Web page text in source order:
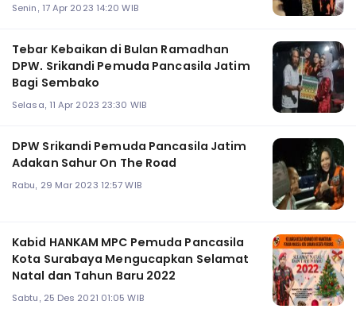
Senin, 17 Apr 2023 14:20 WIB
Tebar Kebaikan di Bulan Ramadhan
DPW. Srikandi Pemuda Pancasila Jatim
Bagi Sembako
Selasa, 11 Apr 2023 23:30 WIB
DPW Srikandi Pemuda Pancasila Jatim
Adakan Sahur On The Road
Rabu, 29 Mar 2023 12:57 WIB
Kabid HANKAM MPC Pemuda Pancasila
Kota Surabaya Mengucapkan Selamat
Natal dan Tahun Baru 2022
Sabtu, 25 Des 2021 01:05 WIB